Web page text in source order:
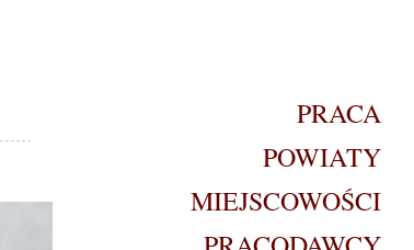
PRACA
POWIATY
MIEJSCOWOŚCI